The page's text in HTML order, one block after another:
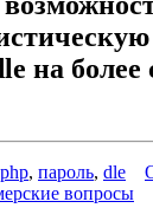
на более
php, пароль, dle
вопросы